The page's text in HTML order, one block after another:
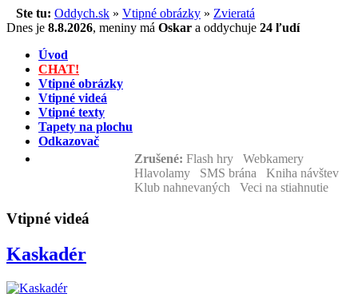
Ste tu: Oddych.sk » Vtipné obrázky » Zvieratá
Dnes je 8.8.2026, meniny má Oskar a oddychuje 24 ľudí
Úvod
CHAT!
Vtipné obrázky
Vtipné videá
Vtipné texty
Tapety na plochu
Odkazovač
Zrušené: Flash hry Webkamery
Hlavolamy SMS brána Kniha návštev
Klub nahnevaných Veci na stiahnutie
Vtipné videá
Kaskadér